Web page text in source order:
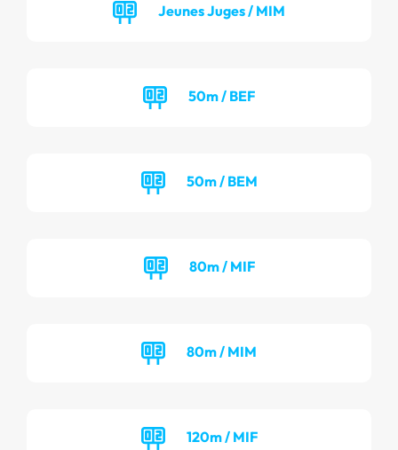
Jeunes Juges / MIM
50m / BEF
50m / BEM
80m / MIF
80m / MIM
120m / MIF